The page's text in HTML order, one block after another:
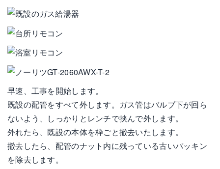
早速、工事を開始します。
既設の配管をすべて外します。ガス管はバルブ下が回ら
ないよう、しっかりとレンチで挟んで外します。
外れたら、既設の本体を枠ごと撤去いたします。
撤去したら、配管のナット内に残っている古いパッキン
を除去します。